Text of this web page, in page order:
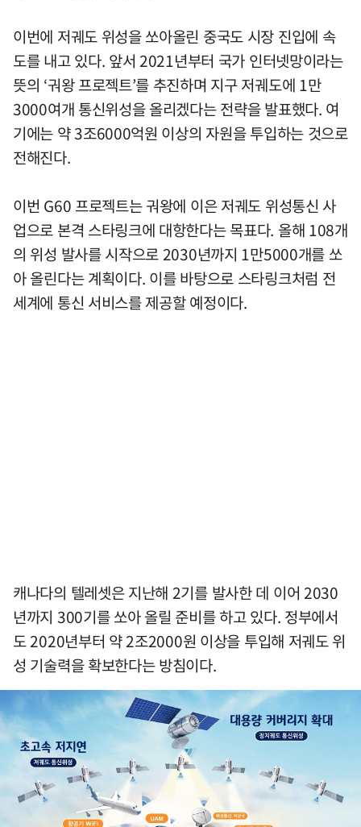
이번에 저궤도 위성을 쏘아올린 중국도 시장 진입에 속
도를 내고 있다. 앞서 2021년부터 국가 인터넷망이라는
뜻의 ‘궈왕 프로젝트’를 추진하며 지구 저궤도에 1만
3000여개 통신위성을 올리겠다는 전략을 발표했다. 여
기에는 약 3조6000억원 이상의 자원을 투입하는 것으로
전해진다.
이번 G60 프로젝트는 궈왕에 이은 저궤도 위성통신 사
업으로 본격 스타링크에 대항한다는 목표다. 올해 108개
의 위성 발사를 시작으로 2030년까지 1만5000개를 쏘
아 올린다는 계획이다. 이를 바탕으로 스타링크처럼 전
세계에 통신 서비스를 제공할 예정이다.
캐나다의 텔레셋은 지난해 2기를 발사한 데 이어 2030
년까지 300기를 쏘아 올릴 준비를 하고 있다. 정부에서
도 2020년부터 약 2조2000원 이상을 투입해 저궤도 위
성 기술력을 확보한다는 방침이다.